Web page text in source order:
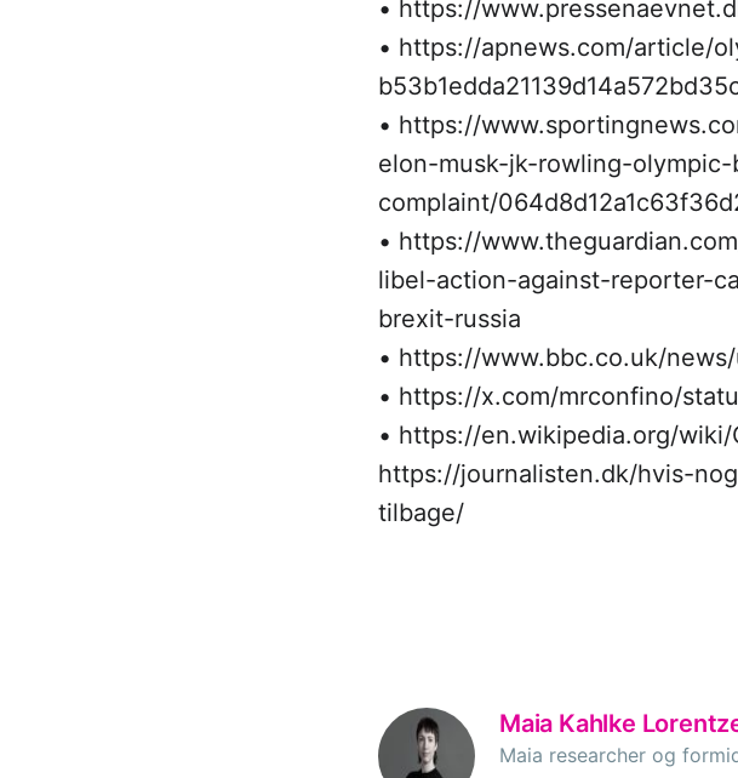
• https://
• https://apnews.com/article/
• https://
elon-musk-jk-rowling-
complaint/
• https://
libel-action-against-reporter-
brexit-russia
• https://www.bbc.co.uk/
• https://x.com/mrconfino/
• https://en.wikipedia.org/wiki/
https://journalisten.dk/hvis-
tilbage/
Maia Kahlke
Maia researcher og